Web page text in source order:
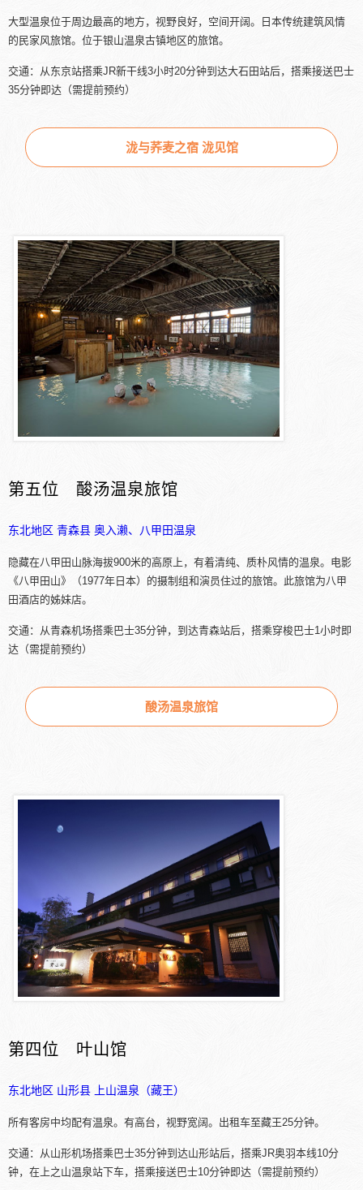
大型温泉位于周边最高的地方，视野良好，空间开阔。日本传统建筑风情
的民家风旅馆。位于银山温泉古镇地区的旅馆。
交通：从东京站搭乘JR新干线3小时20分钟到达大石田站后，搭乘接送巴士
35分钟即达（需提前预约）
泷与荞麦之宿 泷见馆
第五位 酸汤温泉旅馆
东北地区 青森县 奥入濑、八甲田温泉
隐藏在八甲田山脉海拔900米的高原上，有着清纯、质朴风情的温泉。电影
《八甲田山》（1977年日本）的摄制组和演员住过的旅馆。此旅馆为八甲
田酒店的姊妹店。
交通：从青森机场搭乘巴士35分钟，到达青森站后，搭乘穿梭巴士1小时即
达（需提前预约）
酸汤温泉旅馆
第四位 叶山馆
东北地区 山形县 上山温泉（藏王）
所有客房中均配有温泉。有高台，视野宽阔。出租车至藏王25分钟。
交通：从山形机场搭乘巴士35分钟到达山形站后，搭乘JR奥羽本线10分
钟，在上之山温泉站下车，搭乘接送巴士10分钟即达（需提前预约）